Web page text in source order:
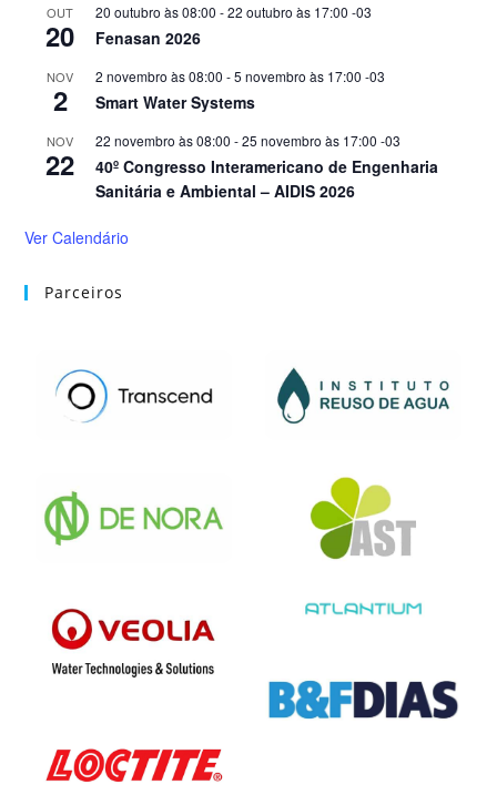
OUT
20
20 outubro às 08:00 -22 outubro às 17:00 -03
Fenasan 2026
NOV
2
2 novembro às 08:00 -5 novembro às 17:00 -03
Smart Water Systems
NOV
22
22 novembro às 08:00 -25 novembro às 17:00 -03
40º Congresso Interamericano de Engenharia
Sanitária e Ambiental – AIDIS 2026
Ver Calendário
Parceiros